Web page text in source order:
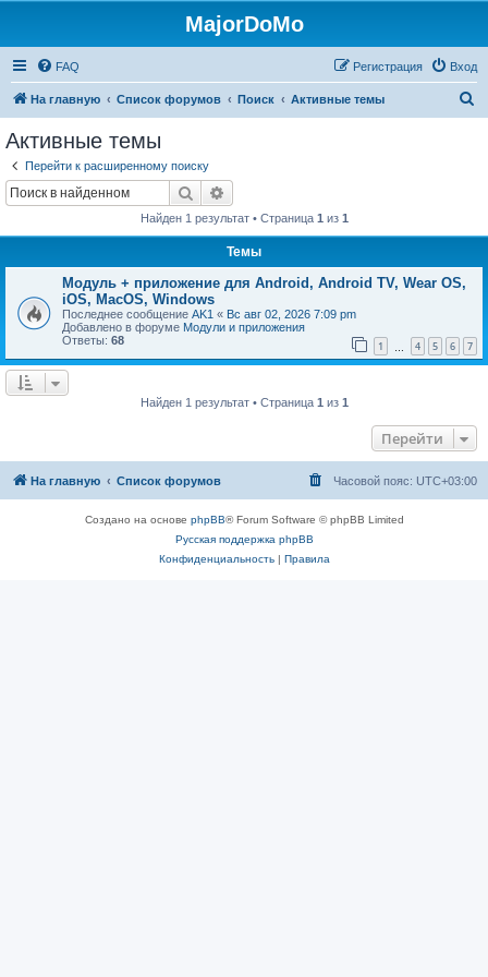
MajorDoMo
FAQ Вход
Регистрация
На главную Список форумов Поиск Активные темы
Активные темы
Перейти к расширенному поиску
Поиск
Найден 1 результат • Страница 1 из 1
Темы
Модуль + приложение для Android, Android TV, Wear OS,
iOS, MacOS, Windows
Последнее сообщение AK1 « Вс авг 02, 2026 7:09 pm
Добавлено в форуме Модули и приложения
Ответы: 68 1 4 5 6 7
Найден 1 результат • Страница 1 из 1
Перейти
На главную Список форумов Часовой пояс: UTC+03:00
Создано на основе phpBB® Forum Software © phpBB Limited
Русская поддержка phpBB
Конфиденциальность| Правила